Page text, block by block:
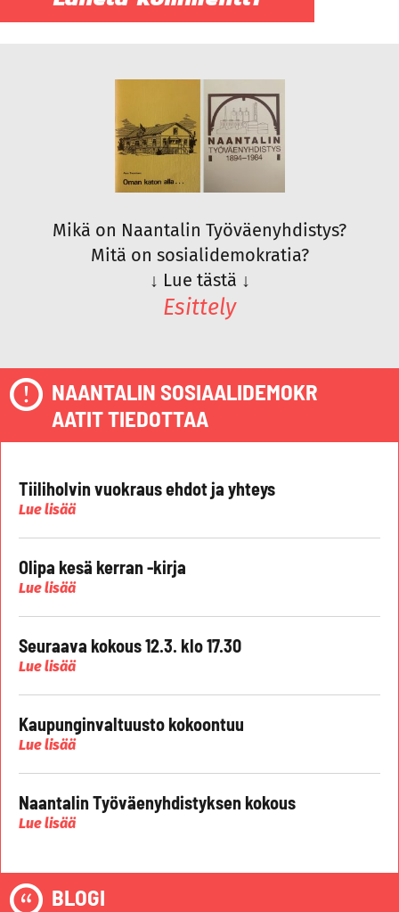
Mikä on Naantalin Työväenyhdistys?
Mitä on sosialidemokratia?
↓ Lue tästä ↓
Esittely
NAANTALIN SOSIAALIDEMOKR
AATIT TIEDOTTAA
Tiiliholvin vuokraus ehdot ja yhteys
Lue lisää
Olipa kesä kerran -kirja
Lue lisää
Seuraava kokous 12.3. klo 17.30
Lue lisää
Kaupunginvaltuusto kokoontuu
Lue lisää
Naantalin Työväenyhdistyksen kokous
Lue lisää
BLOGI